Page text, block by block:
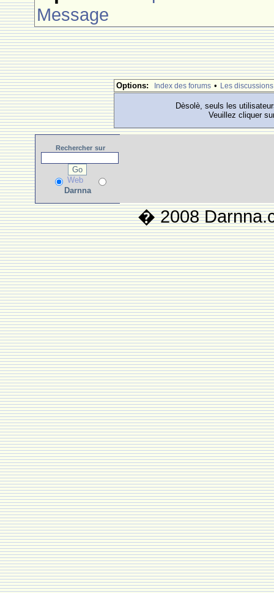
Message
Options: Index des forums • Les discussions
Dèsolè, seuls les
Veuillez cliquer
Rechercher sur
Web
Darnna
� 2008